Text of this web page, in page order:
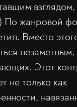
По жанровой
Вместо
незаметным,
Этот
не только как